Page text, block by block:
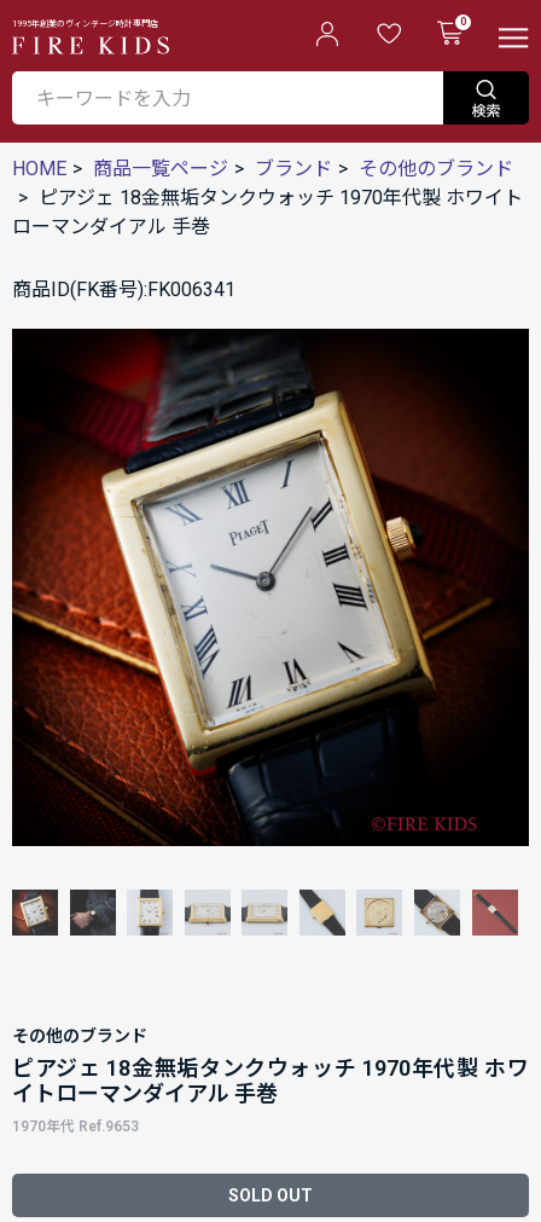
1995年創業のヴィンテージ時計専門店 0
HOME 商品一覧ページ ブランド
その他のブランド
ピアジェ 18金無垢タンクウォッチ 1970年代製 ホワイト
ローマンダイアル 手巻
商品ID(FK番号):FK006341
その他のブランド
ピアジェ 18金無垢タンクウォッチ 1970年代製 ホワ
イトローマンダイアル 手巻
1970年代 Ref.9653
SOLD OUT